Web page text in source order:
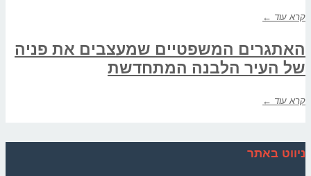
קרא עוד ←
האתגרים המשפטיים שמעצבים את פניה
של העיר הלבנה המתחדשת
קרא עוד ←
ניווט באתר